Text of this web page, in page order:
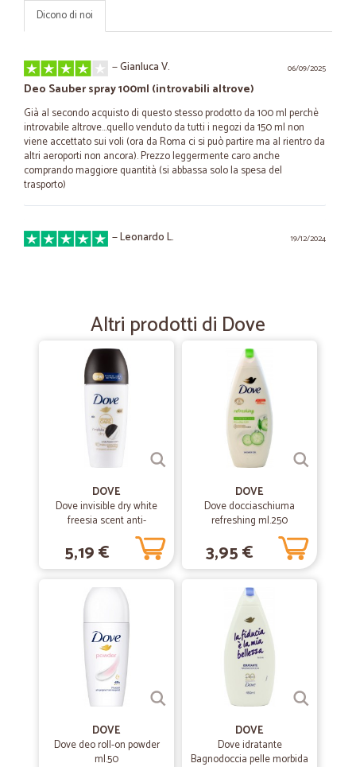
Dicono di noi
06/09/2025
—Gianluca V.
Deo Sauber spray 100ml (introvabili altrove)
Già al secondo acquisto di questo stesso prodotto da 100 ml perchè
introvabile altrove...quello venduto da tutti i negozi da 150 ml non
viene accettato sui voli (ora da Roma ci si può partire ma al rientro da
altri aeroporti non ancora). Prezzo leggermente caro anche
comprando maggiore quantità (si abbassa solo la spesa del
trasporto)
19/12/2024
—Leonardo L.
—Donato D.
Puntualissimi
20/11/2020
— Trustpilot
È la prima volta che mi rivolgo a loro…
È la prima volta che mi rivolgo a loro per fare la spesa online.. e devo
dire che con mia sorpresa ho trovato prodotti di buonissima qualità
mai successo con altri fornitori.. l unica cosa è che ho dovuto
chiamare perché li aspettavo in un determinato giorno e invece mi
hanno riferito che sarebbero arrivati nel giorno successivo... ma non
mi ha dato nessun fastidio perché mi hanno risposto subito al
Cicalia per chi volesse prodotti di ottima qualità!!
Spedizione veloce e sicura
Spedizione veloce e sicura
—Debora S.
Altri prodotti di Dove
DOVE
Dove invisible dry white
freesia scent anti-
perspirant 50 ml
5,19 €
DOVE
Dove docciaschiuma
refreshing ml.250
3,95 €
DOVE
Dove deo roll-on powder
ml.50
DOVE
Dove idratante
Bagnodoccia pelle morbida